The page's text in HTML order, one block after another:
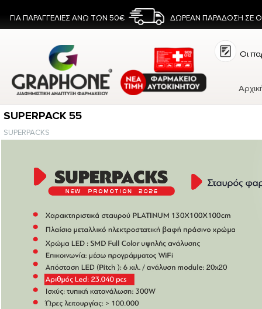
ΔΩΡΕΑΝ ΠΑΡΑΔΟΣΗ ΣΕ
ΓΙΑ ΠΑΡΑΓΓΕΛΙΕΣ ΑΝΩ ΤΩΝ 50€
Οι
SUPERPACK 55
SUPERPACKS